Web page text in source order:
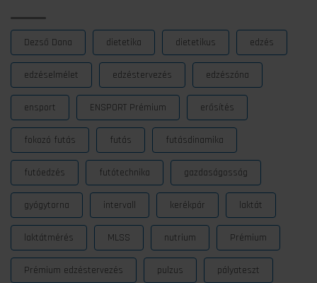
Dezső Dana dietetika dietetikus edzés
edzéselmélet edzéstervezés edzészóna
ensport ENSPORT Prémium erősítés
fokozó futás futás futásdinamika
futóedzés futótechnika gazdaságosság
gyógytorna intervall kerékpár laktát
laktátmérés MLSS nutrium Prémium
Prémium edzéstervezés pulzus pályateszt